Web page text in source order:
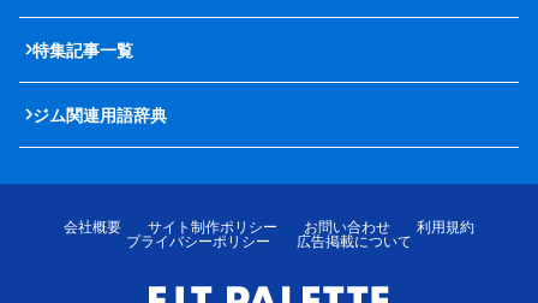
特集記事一覧
ジム関連用語辞典
会社概要 サイト制作ポリシー お問い合わせ
利用規約
プライバシーポリシー
広告掲載について